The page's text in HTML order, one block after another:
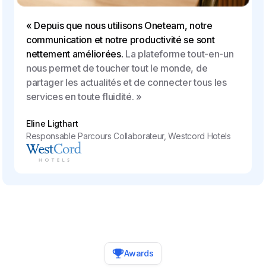
« Depuis que nous utilisons Oneteam, notre
communication et notre productivité se sont
nettement améliorées. La plateforme tout-en-un
nous permet de toucher tout le monde, de
partager les actualités et de connecter tous les
services en toute fluidité. »
Eline Ligthart
Responsable Parcours Collaborateur, Westcord Hotels
Awards